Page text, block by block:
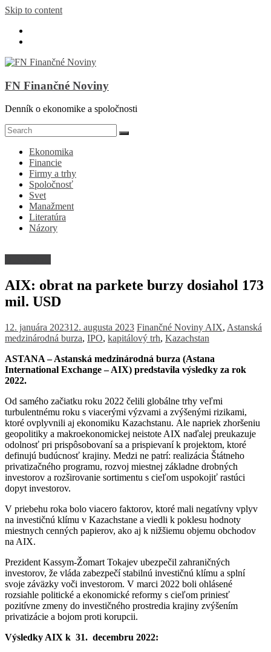
Skip to content
FN Finančné Noviny
Denník o ekonomike a spoločnosti
Ekonomika
Financie
Firmy a trhy
Spoločnosť
Svet
Manažment
Literatúra
Názory
AIX: obrat na parkete burzy dosiahol 173
mil. USD
12. januára 202312. augusta 2023 Finančné Noviny AIX, Astanská
medzinárodná burza, IPO, kapitálový trh, Kazachstan
ASTANA – Astanská medzinárodná burza (Astana
International Exchange – AIX) predstavila výsledky za rok
2022.
Od samého začiatku roku 2022 čelili globálne trhy veľmi
turbulentnému roku s viacerými výzvami a zvýšenými rizikami,
ktoré ovplyvnili aj ekonomiku Kazachstanu. Ale napriek zhoršeniu
geopolitiky a makroekonomickej neistote AIX naďalej preukazuje
odolnosť pri prispôsobovaní sa a prispievaní k projektom, ktoré
definujú budúcnosť krajiny. Medzi ne patrí: realizácia Štátneho
privatizačného programu, rozvoj miestnej základne drobných
investorov a rozširovanie sortimentu s cieľom uspokojiť rastúci
dopyt investorov.
V priebehu roka bolo viacero faktorov, ktoré mali negatívny vplyv
na investičnú klímu v Kazachstane a viedli k poklesu hodnoty
miestnych cenných papierov, ako aj k nižšiemu objemu obchodov
na AIX.
Prezident Kassym-Žomart Tokajev ubezpečil zahraničných
investorov, že vláda zabezpečí stabilnú investičnú klímu a splní
svoje záväzky voči investorom. V marci 2022 boli ohlásené
rozsiahle politické a ekonomické reformy s cieľom priniesť
pozitívne zmeny do investičného prostredia krajiny zvýšením
privatizácie a bojom proti korupcii.
Výsledky AIX k 31. decembru 2022: